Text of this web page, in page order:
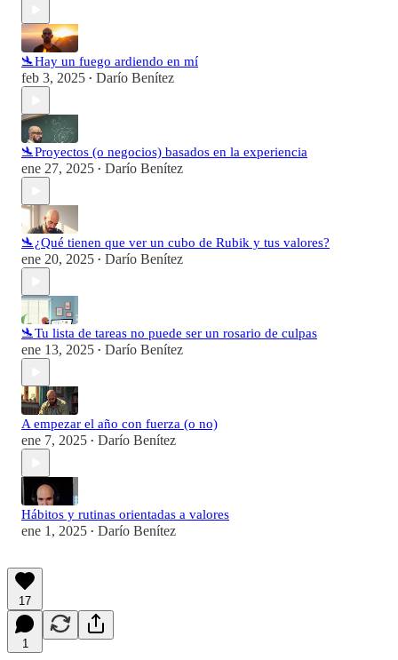
🛬Hay un fuego ardiendo en mí
feb 3, 2025 • Darío Benítez
🛬Proyectos (o negocios) basados en la experiencia
ene 27, 2025 • Darío Benítez
🛬¿Qué tienen que ver un cubo de Rubik y tus valores?
ene 20, 2025 • Darío Benítez
🛬Tu lista de tareas no puede ser un rosario de culpas
ene 13, 2025 • Darío Benítez
A empezar el año con fuerza (o no)
ene 7, 2025 • Darío Benítez
Hábitos y rutinas orientadas a valores
ene 1, 2025 • Darío Benítez
17
1